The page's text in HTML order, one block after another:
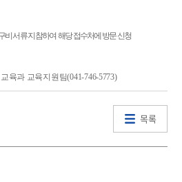
비 서류 지참하여 해당 접수처에 방문 신청
육과 교육지원팀(041-746-5773)
목록